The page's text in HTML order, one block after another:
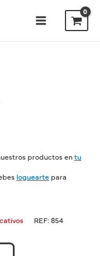
productos entu
loguearte para
REF:854